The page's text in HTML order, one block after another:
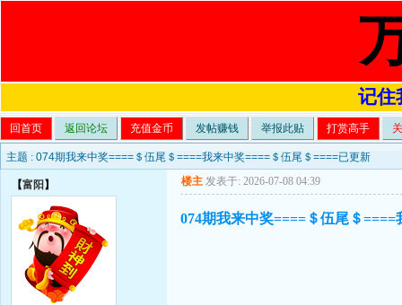
记住
回首页 返回论坛 充值金币 发帖赚钱 举报此贴 打赏高手
主题 : 074期我来中奖====＄伍尾＄====我来中奖====＄伍尾＄====已更新
【富阳 】 楼主 发表于: 2026-07-08 04:39
074期我来中奖====＄伍尾＄